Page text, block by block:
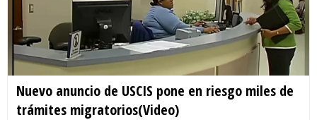
Nuevo anuncio de USCIS pone en riesgo miles de
trámites migratorios(Video)